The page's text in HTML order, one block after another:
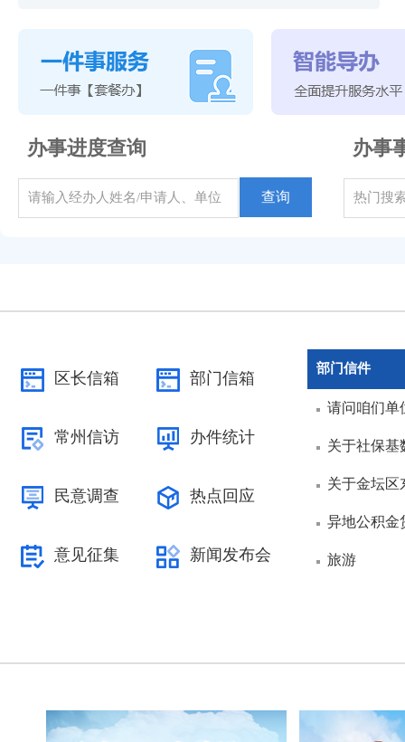
办事进度查询
查询
办事
区长信箱 部门信箱
常州信访 办件统计
民意调查 热点回应
意见征集 新闻发布会
部门信件
请问咱们单
关于社保基
关于金坛区
异地公积金
旅游